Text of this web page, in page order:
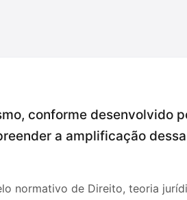
conforme desenvolvido
a amplificação
normativo de Direito, teoria